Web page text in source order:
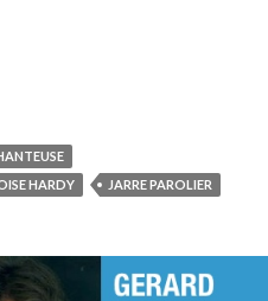
Hardy (1975)
HARDY JARRE PAROLIER